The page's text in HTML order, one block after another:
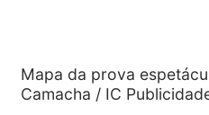
Mapa da prova
Camacha / IC